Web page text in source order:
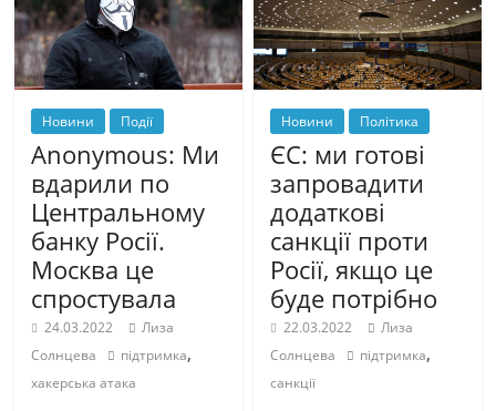
Новини Події
Anonymous: Ми
вдарили по
Центральному
банку Росії.
Москва це
спростувала
24.03.2022
Лиза
Солнцева
підтримка,
хакерська атака
Новини Політика
ЄС: ми готові
запровадити
додаткові
санкції проти
Росії, якщо це
буде потрібно
22.03.2022
Лиза
Солнцева
підтримка,
санкції